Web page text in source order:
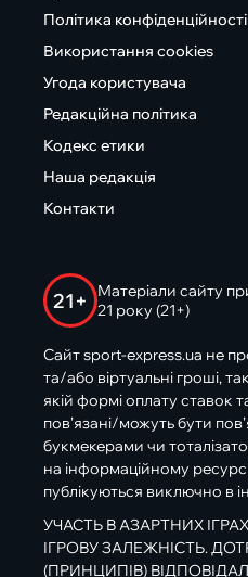
Політика конфіденційності
Використання cookies
Угода користувача
Редакційна політика
Кодекс етики
Наша редакція
Контакти
21+
Матеріали сайту
21 року (21+)
Сайт sport-express.ua не
та/або віртуальні гроші,
якій формі оплату ставок
пов’язані/можуть бути
букмекерами чи
на інформаційному
публікуються виключно в
УЧАСТЬ В АЗАРТНИХ
ІГРОВУ ЗАЛЕЖНІСТЬ.
(ПРИНЦИПІВ)